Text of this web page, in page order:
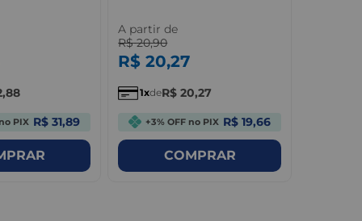
,88
PIX R$ 31,89
A partir de
R$ 20,90
R$ 20,27
1 deR$ 20,27
+3% OFF no PIX R$ 19,66
COMPRAR